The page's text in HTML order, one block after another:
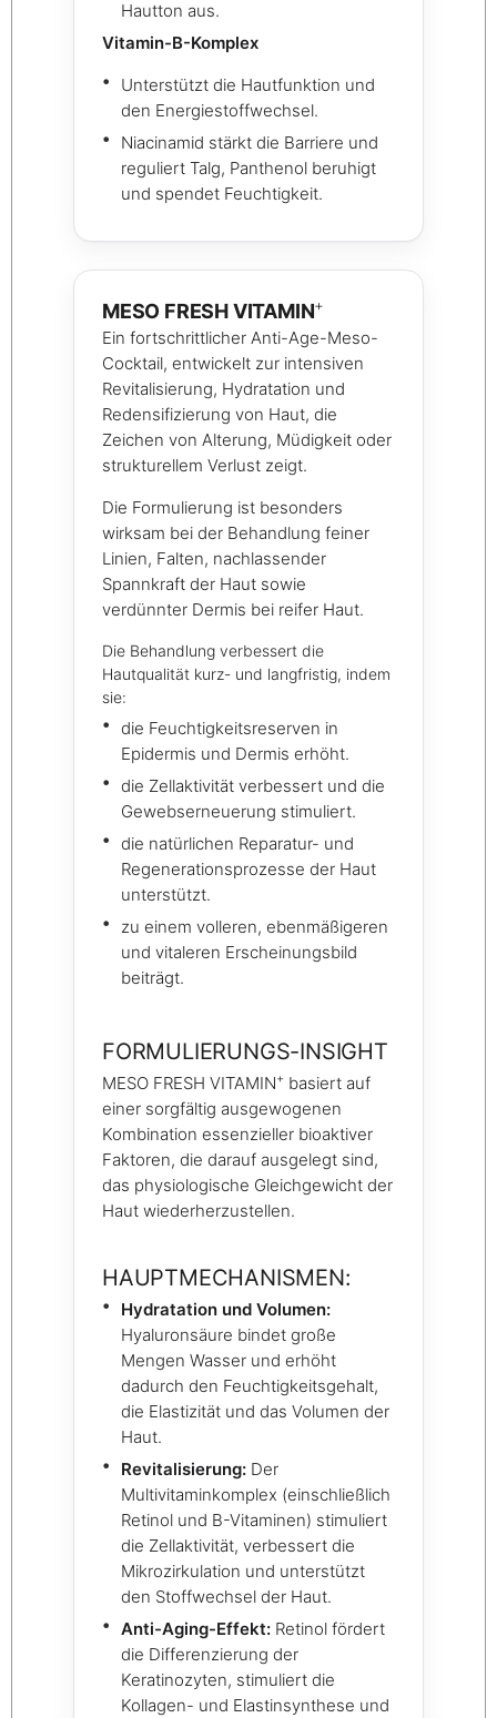
Hautton aus.
Vitamin-B-Komplex
Unterstützt die Hautfunktion und
den Energiestoffwechsel.
Niacinamid stärkt die Barriere und
reguliert Talg, Panthenol beruhigt
und spendet Feuchtigkeit.
MESO FRESH VITAMIN+
Ein fortschrittlicher Anti-Age-Meso-
Cocktail, entwickelt zur intensiven
Revitalisierung, Hydratation und
Redensifizierung von Haut, die
Zeichen von Alterung, Müdigkeit oder
strukturellem Verlust zeigt.
Die Formulierung ist besonders
wirksam bei der Behandlung feiner
Linien, Falten, nachlassender
Spannkraft der Haut sowie
verdünnter Dermis bei reifer Haut.
Die Behandlung verbessert die
Hautqualität kurz- und langfristig, indem
sie:
die Feuchtigkeitsreserven in
Epidermis und Dermis erhöht.
die Zellaktivität verbessert und die
Gewebserneuerung stimuliert.
die natürlichen Reparatur- und
Regenerationsprozesse der Haut
unterstützt.
zu einem volleren, ebenmäßigeren
und vitaleren Erscheinungsbild
beiträgt.
FORMULIERUNGS-INSIGHT
MESO FRESH VITAMIN+ basiert auf
einer sorgfältig ausgewogenen
Kombination essenzieller bioaktiver
Faktoren, die darauf ausgelegt sind,
das physiologische Gleichgewicht der
Haut wiederherzustellen.
HAUPTMECHANISMEN:
Hydratation und Volumen:
Hyaluronsäure bindet große
Mengen Wasser und erhöht
dadurch den Feuchtigkeitsgehalt,
die Elastizität und das Volumen der
Haut.
Revitalisierung:Der
Multivitaminkomplex (einschließlich
Retinol und B-Vitaminen) stimuliert
die Zellaktivität, verbessert die
Mikrozirkulation und unterstützt
den Stoffwechsel der Haut.
Anti-Aging-Effekt:Retinol fördert
die Differenzierung der
Keratinozyten, stimuliert die
Kollagen- und Elastinsynthese und